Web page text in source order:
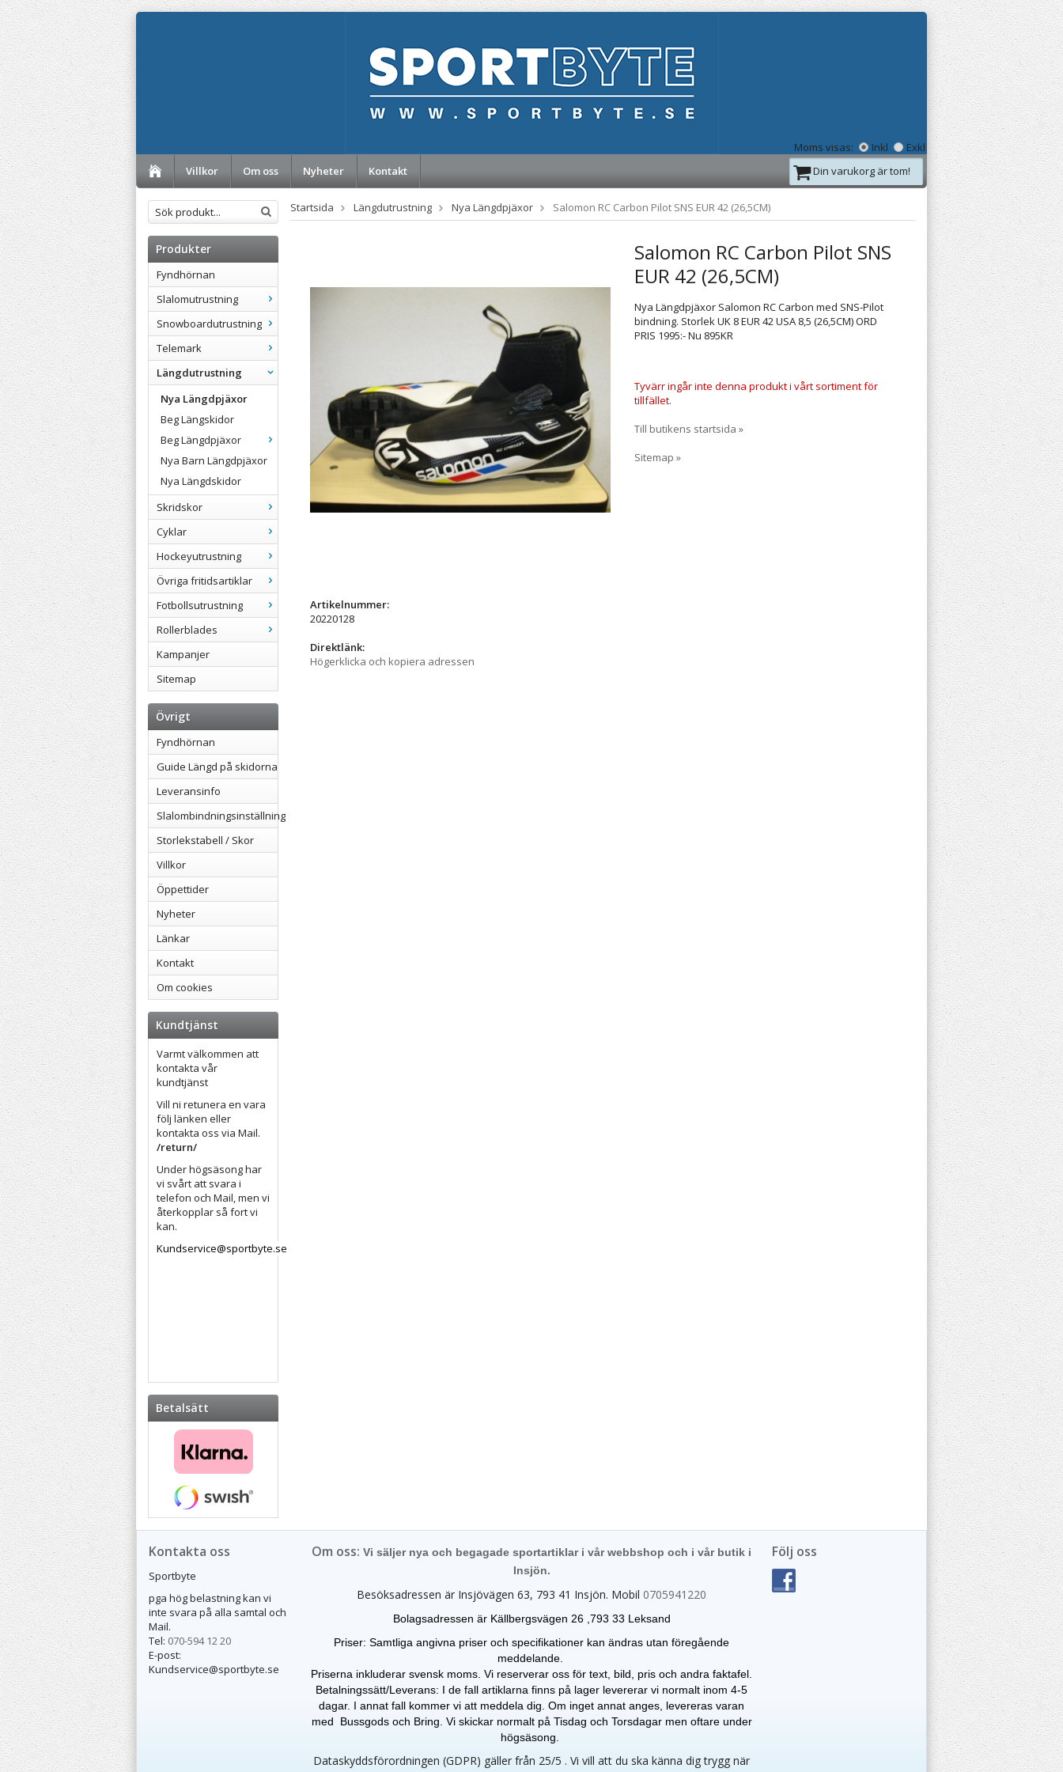
Moms visas: Inkl
Exkl
Villkor
Om oss Nyheter Kontakt Din varukorg är tom!
Produkter
Fyndhörnan
Slalomutrustning
Snowboardutrustning
Telemark
Längdutrustning
Nya Längdpjäxor
Beg Längskidor
Beg Längdpjäxor
Nya Barn Längdpjäxor
Nya Längdskidor
Skridskor
Cyklar
Hockeyutrustning
Övriga fritidsartiklar
Fotbollsutrustning
Rollerblades
Kampanjer
Sitemap
Övrigt
Fyndhörnan
Guide Längd på skidorna
Leveransinfo
Slalombindningsinställning
Storlekstabell / Skor
Villkor
Öppettider
Nyheter
Länkar
Kontakt
Om cookies
Kundtjänst
Varmt välkommen att
kontakta vår
kundtjänst
Vill ni retunera en vara
följ länken eller
kontakta oss via Mail.
/return/
Under högsäsong har
vi svårt att svara i
telefon och Mail, men vi
återkopplar så fort vi
kan.
Kundservice@sportbyte.se
Betalsätt
Startsida Längdutrustning Nya Längdpjäxor Salomon RC Carbon Pilot SNS EUR 42 (26,5CM)
Artikelnummer:
20220128
Direktlänk:
Högerklicka och kopiera adressen
Salomon RC Carbon Pilot SNS
EUR 42 (26,5CM)
Nya Längdpjäxor Salomon RC Carbon med SNS-Pilot
bindning. Storlek UK 8 EUR 42 USA 8,5 (26,5CM) ORD
PRIS 1995:- Nu 895KR
Tyvärr ingår inte denna produkt i vårt sortiment för
tillfället.
Till butikens startsida »
Sitemap »
Kontakta oss
Sportbyte
pga hög belastning kan vi
inte svara på alla samtal och
Mail.
Tel: 070-594 12 20
E-post:
Kundservice@sportbyte.se
Följ oss
Om oss: Vi säljer nya och begagade sportartiklar i vår webbshop och i vår butik i
Insjön.
Besöksadressen är Insjövägen 63, 793 41 Insjön. Mobil 0705941220
Bolagsadressen är Källbergsvägen 26 ,793 33 Leksand
Priser: Samtliga angivna priser och specifikationer kan ändras utan föregående
meddelande.
Priserna inkluderar svensk moms. Vi reserverar oss för text, bild, pris och andra faktafel.
Betalningssätt/Leverans: I de fall artiklarna finns på lager levererar vi normalt inom 4-5
dagar. I annat fall kommer vi att meddela dig. Om inget annat anges, levereras varan
med Bussgods och Bring. Vi skickar normalt på Tisdag och Torsdagar men oftare under
högsäsong.
Dataskyddsförordningen (GDPR) gäller från 25/5 . Vi vill att du ska känna dig trygg när